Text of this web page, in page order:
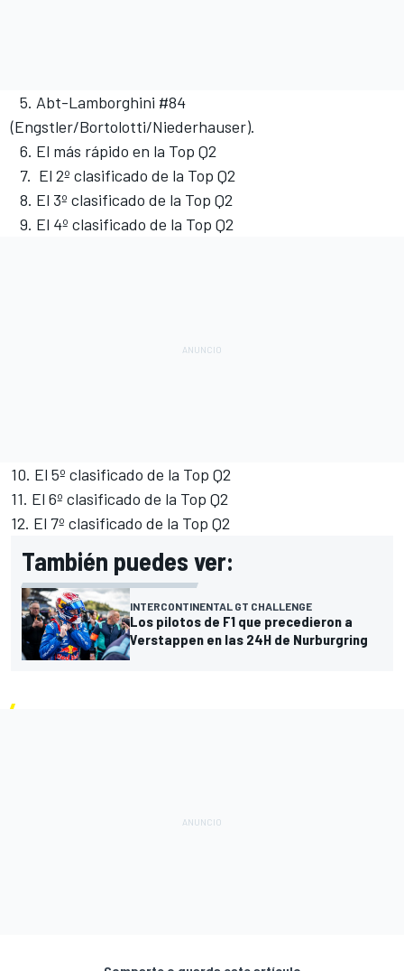
5.⁠ ⁠Abt-Lamborghini #84
(Engstler/Bortolotti/Niederhauser).
6.⁠ ⁠El más rápido en la Top Q2
7.⁠ El 2º clasificado de la Top Q2
8.⁠ ⁠El 3º clasificado de la Top Q2
9.⁠ ⁠El 4º clasificado de la Top Q2
10.⁠ El 5º clasificado de la Top Q2
11.⁠ ⁠El 6º clasificado de la Top Q2
12.⁠ ⁠El 7º clasificado de la Top Q2
También puedes ver:
INTERCONTINENTAL GT CHALLENGE
Los pilotos de F1 que precedieron a
Verstappen en las 24H de Nurburgring